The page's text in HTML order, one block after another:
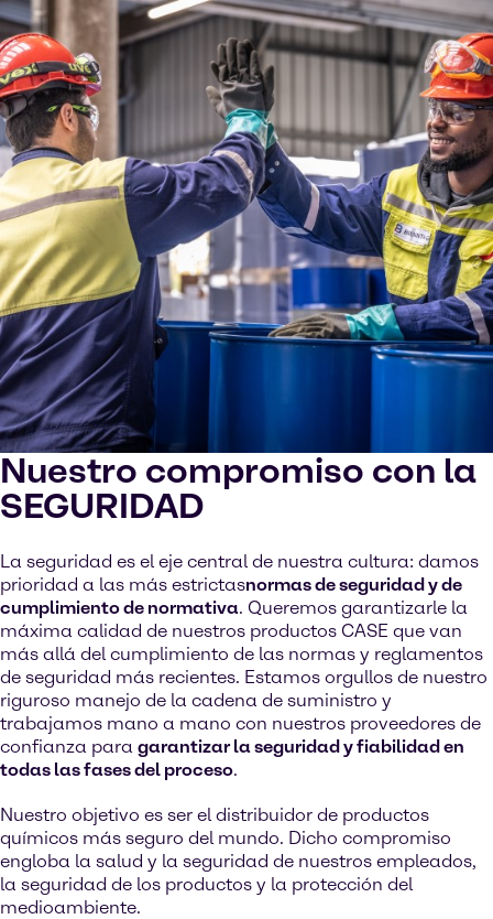
Nuestro compromiso con la
SEGURIDAD
La seguridad es el eje central de nuestra cultura: damos
prioridad a las más estrictasnormas de seguridad y de
cumplimiento de normativa. Queremos garantizarle la
máxima calidad de nuestros productos CASE que van
más allá del cumplimiento de las normas y reglamentos
de seguridad más recientes. Estamos orgullos de nuestro
riguroso manejo de la cadena de suministro y
trabajamos mano a mano con nuestros proveedores de
confianza para garantizar la seguridad y fiabilidad en
todas las fases del proceso.
Nuestro objetivo es ser el distribuidor de productos
químicos más seguro del mundo. Dicho compromiso
engloba la salud y la seguridad de nuestros empleados,
la seguridad de los productos y la protección del
medioambiente.